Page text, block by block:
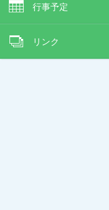
行事予定
リンク